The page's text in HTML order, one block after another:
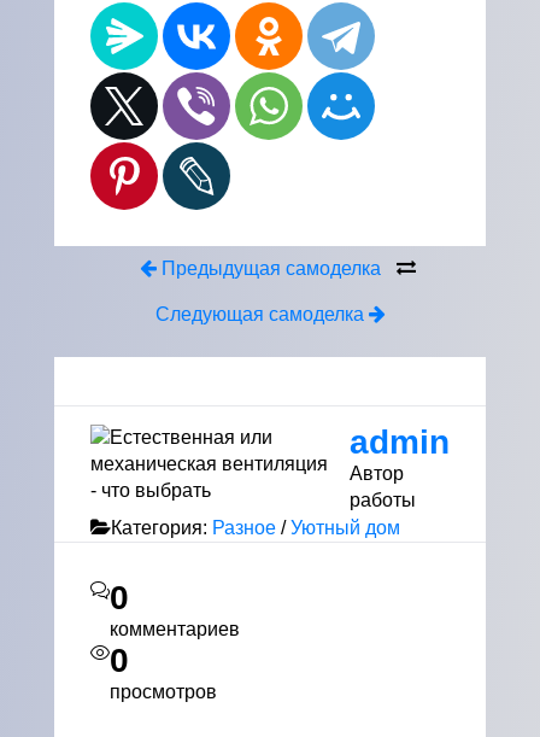
Предыдущая самоделка
Следующая самоделка
admin
Автор
работы
Категория: Разное /Уютный дом
0
комментариев
0
просмотров